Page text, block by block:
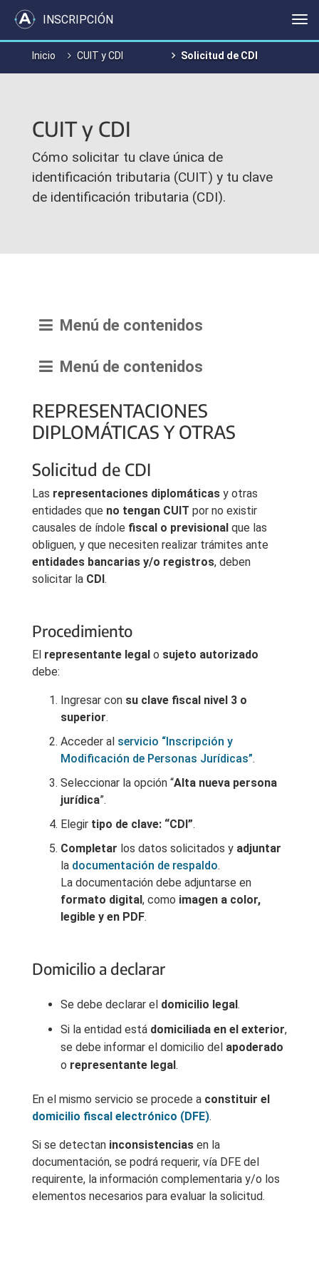
INSCRIPCIÓN
Inicio CUIT y CDI Solicitud de CDI
CUIT y CDI
Cómo solicitar tu clave única de
identificación tributaria (CUIT) y tu clave
de identificación tributaria (CDI).
Menú de contenidos
Menú de contenidos
REPRESENTACIONES
DIPLOMÁTICAS Y OTRAS
Solicitud de CDI
Las representaciones diplomáticas y otras
entidades que no tengan CUIT por no existir
causales de índole fiscal o previsional que las
obliguen, y que necesiten realizar trámites ante
entidades bancarias y/o registros, deben
solicitar la CDI.
Procedimiento
El representante legal o sujeto autorizado
debe:
Ingresar con su clave fiscal nivel 3 o
superior.
Acceder al servicio “Inscripción y
Modificación de Personas Jurídicas”.
Seleccionar la opción “Alta nueva persona
jurídica”.
Elegir tipo de clave: “CDI”.
Completar los datos solicitados y adjuntar
la documentación de respaldo.
La documentación debe adjuntarse en
formato digital, como imagen a color,
legible y en PDF.
Domicilio a declarar
Se debe declarar el domicilio legal.
Si la entidad está domiciliada en el exterior,
se debe informar el domicilio del apoderado
o representante legal.
En el mismo servicio se procede a constituir el
domicilio fiscal electrónico (DFE).
Si se detectan inconsistencias en la
documentación, se podrá requerir, vía DFE del
requirente, la información complementaria y/o los
elementos necesarios para evaluar la solicitud.